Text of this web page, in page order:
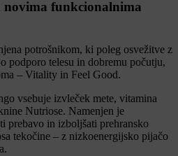
funkcionalnima
potrošnikom, ki poleg osvežitve z
podporo telesu in dobremu počutju,
– Vitality in Feel Good.
vsebuje izvleček mete, vitamina
Nutriose. Namenjen je
prebavo in izboljšati prehransko
tekočine – z nizkoenergijsko pijačo